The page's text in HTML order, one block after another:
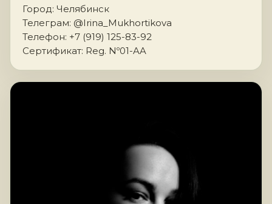
Город: Челябинск
Телеграм: @Irina_Mukhortikova
Телефон: +7 (919) 125-83-92
Сертификат: Reg. Nº01-AA